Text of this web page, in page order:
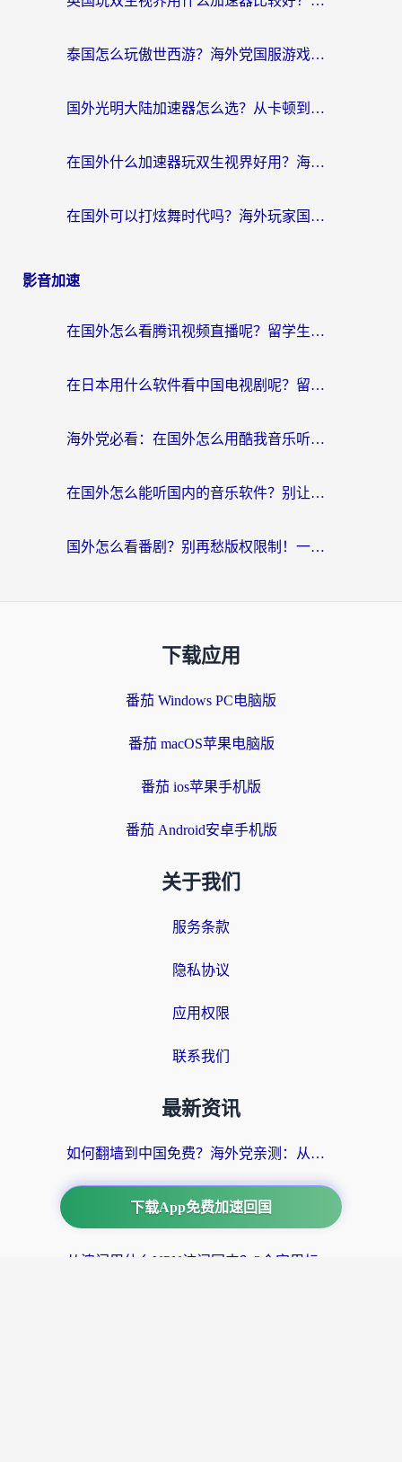
泰国怎么玩傲世西游？海外党国服游戏加速终极攻略（附光明大陆量子特攻实测）
国外光明大陆加速器怎么选？从卡顿到丝滑的终极指南（含德国玩走开外星人墨西哥玩俄罗斯方块技巧）
在国外什么加速器玩双生视界好用？海外党亲测不踩坑的终极指南
在国外可以打炫舞时代吗？海外玩家国服游戏加速全攻略（附实测推荐）
影音加速
在国外怎么看腾讯视频直播呢？留学生亲测有效的回国加速指南
在日本用什么软件看中国电视剧呢？留学生亲测有效的回国加速方案
海外党必看：在国外怎么用酷我音乐听音乐？告别“地区不支持”的实用指南
在国外怎么能听国内的音乐软件？别让版权限制断了你的“中文歌单”
国外怎么看番剧？别再愁版权限制！一个工具解决所有回国追剧难题
下载应用
番茄 Windows PC电脑版
番茄 macOS苹果电脑版
番茄 ios苹果手机版
番茄 Android安卓手机版
关于我们
服务条款
隐私协议
应用权限
联系我们
最新资讯
如何翻墙到中国免费？海外党亲测：从踩坑到选对加速器的全攻略
下载App免费加速回国